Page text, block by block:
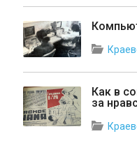
Как в
за